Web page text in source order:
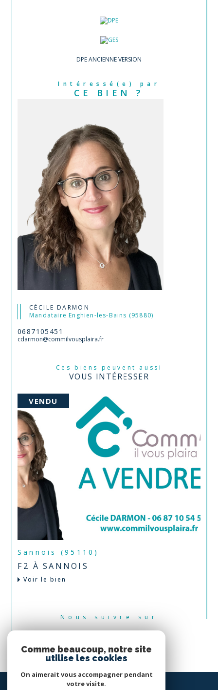
DPE ANCIENNE VERSION
Intéressé(e) par
CE BIEN ?
CÉCILE DARMON
Mandataire Enghien-les-Bains (95880)
0687105451
cdarmon@commilvousplaira.fr
Ces biens peuvent aussi
VOUS INTÉRESSER
VENDU
Sannois (95110)
F2 À SANNOIS
Voir le bien
Nous suivre sur
Comme beaucoup, notre site
utilise les cookies
On aimerait vous accompagner pendant
votre visite.